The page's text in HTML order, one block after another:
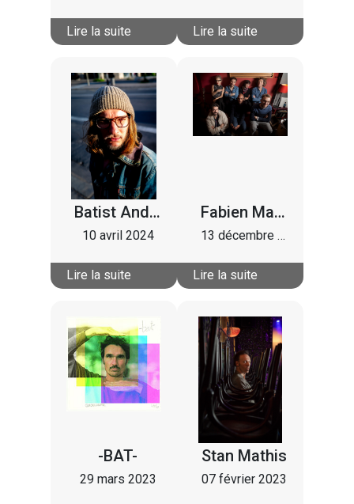
Lire la suite Lire la suite
Batist And The 73
10 avril 2024
Lire la suite
Fabien Martin, Casagrande, Jil Caplan, Armelle Pioline, Mike Ibrahim, Paul-Marie Barbier
13 décembre 2023
Lire la suite
-BAT-
29 mars 2023
Stan Mathis
07 février 2023